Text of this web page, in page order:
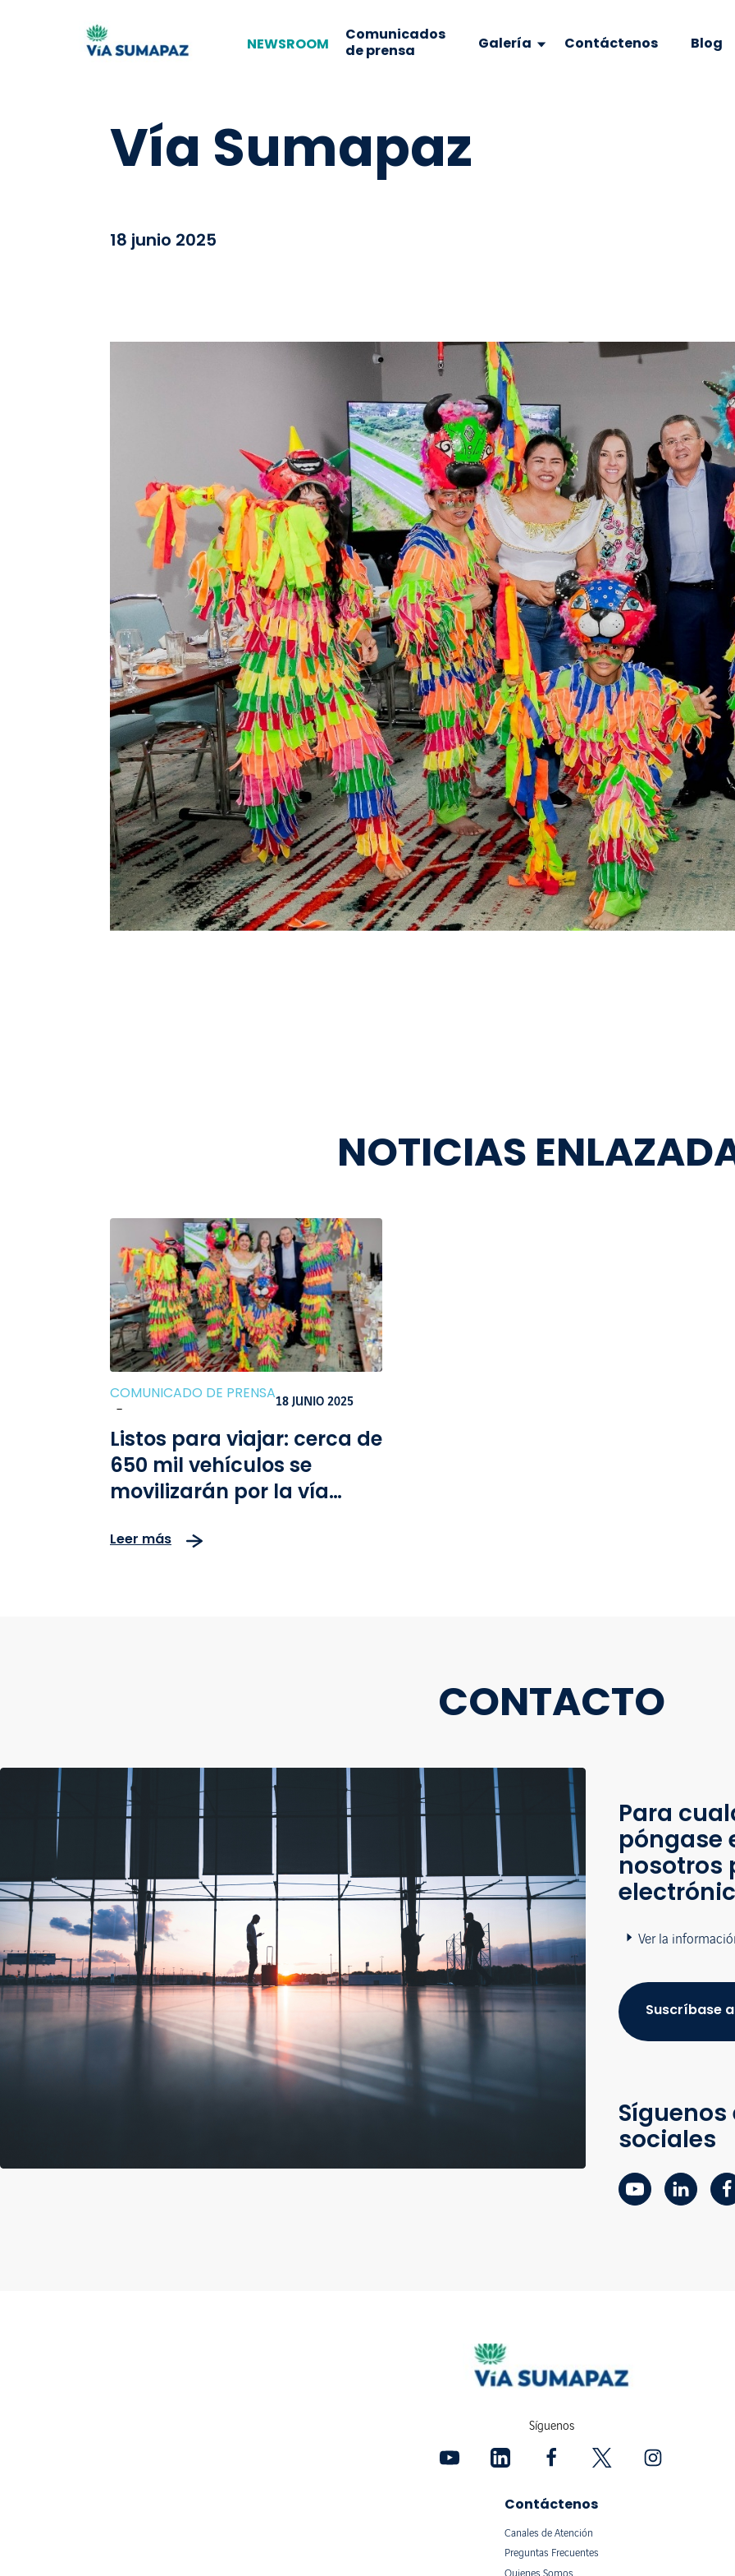
NEWSROOM
Comunicados
de prensa
Galería Contáctenos Blog
Vía Sumapaz
18 junio 2025
NOTICIAS
COMUNICADO DE PRENSA
-
18 JUNIO 2025
Listos para viajar: cerca de
650 mil vehículos se
movilizarán por la vía
festivos de junio
Leer más
CONTACTO
Para
póngase
nosotros
Ver la
Suscríbase
sociales
Síguenos
Contáctenos
Canales de Atención
Preguntas Frecuentes
Quienes Somos